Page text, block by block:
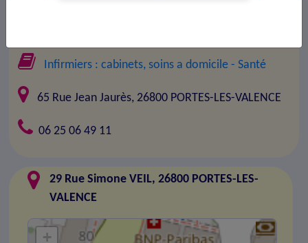
Infirmiers : cabinets, soins a domicile - Santé
65 Rue Jean Jaurès, 26800 PORTES-LES-VALENCE
06 25 06 49 11
29 Rue Simone VEIL, 26800 PORTES-LES-
VALENCE
+